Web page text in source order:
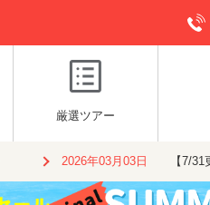
厳選ツアー
2026年03月03日 【7/